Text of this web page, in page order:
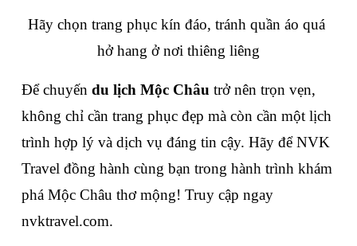
Hãy chọn trang phục kín đáo, tránh quần áo quá
hở hang ở nơi thiêng liêng
Để chuyến du lịch Mộc Châu trở nên trọn vẹn,
không chỉ cần trang phục đẹp mà còn cần một lịch
trình hợp lý và dịch vụ đáng tin cậy. Hãy để NVK
Travel đồng hành cùng bạn trong hành trình khám
phá Mộc Châu thơ mộng! Truy cập ngay
nvktravel.com.